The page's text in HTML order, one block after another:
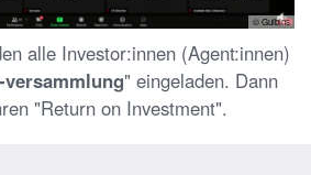
© Gulbins
alle Investor:innen (Agent:innen)
" eingeladen. Dann
"Return on Investment".